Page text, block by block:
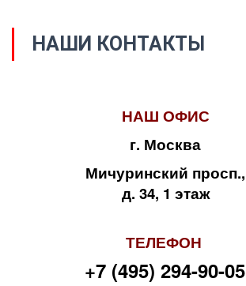
НАШИ КОНТАКТЫ
НАШ ОФИС
г. Москва
Мичуринский просп.,
д. 34, 1 этаж
ТЕЛЕФОН
+7 (495) 294-90-05